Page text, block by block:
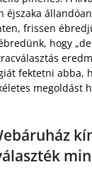
éjszaka
frissen
hogy
fektetni abba,
megoldást